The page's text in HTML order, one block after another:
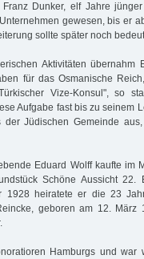
Franz Dunker, elf Jahre
gewesen, bis er
sollte später noch
Aktivitäten übernahm
für das Osmanische
Vize-Konsul", so
Aufgabe fast bis zu seinem
Jüdischen Gemeinde
Eduard Wolff kaufte im
Schöne Aussicht
1928 heiratete er die 23
geboren am 12. März
Hamburgs und war